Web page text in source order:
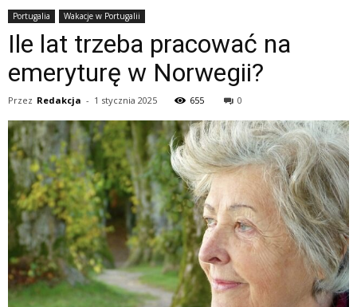
Portugalia Wakacje w Portugalii
Ile lat trzeba pracować na
emeryturę w Norwegii?
Przez Redakcja - 1 stycznia 2025 655 0